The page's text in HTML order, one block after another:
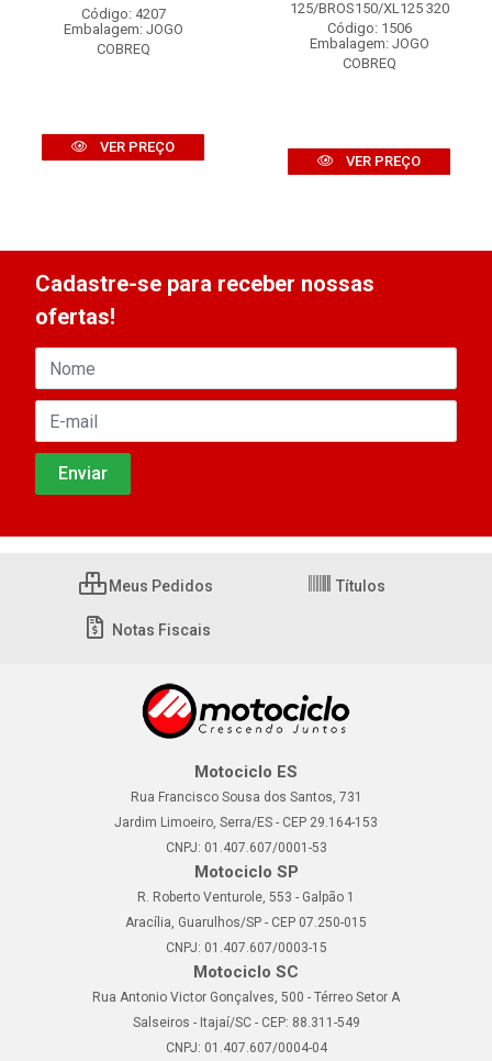
Código: 4207
Embalagem: JOGO
COBREQ
VER PREÇO
125/BROS150/XL125 320
Código: 1506
Embalagem: JOGO
COBREQ
VER PREÇO
Cadastre-se para receber nossas
ofertas!
Meus Pedidos Títulos
Notas Fiscais
Motociclo ES
Rua Francisco Sousa dos Santos, 731
Jardim Limoeiro, Serra/ES - CEP 29.164-153
CNPJ: 01.407.607/0001-53
Motociclo SP
R. Roberto Venturole, 553 - Galpão 1
Aracília, Guarulhos/SP - CEP 07.250-015
CNPJ: 01.407.607/0003-15
Motociclo SC
Rua Antonio Victor Gonçalves, 500 - Térreo Setor A
Salseiros - Itajaí/SC - CEP: 88.311-549
CNPJ: 01.407.607/0004-04